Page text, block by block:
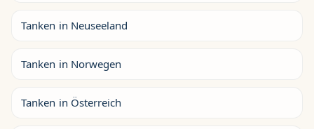
Tanken in Neuseeland
Tanken in Norwegen
Tanken in Österreich